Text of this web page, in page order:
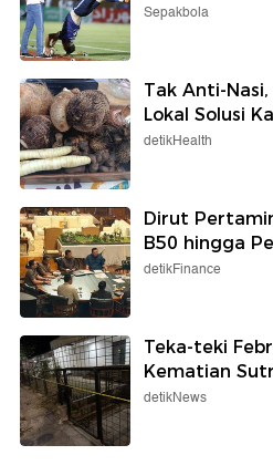
Sepakbola
Tak Anti-
Lokal Solusi
detikHealth
Dirut
B50 hingga
detikFinance
Teka-teki
Kematian
detikNews